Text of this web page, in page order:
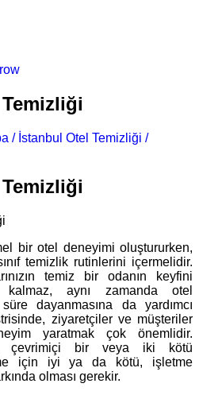
/ İstanbul Otel Temizliği /
bir otel deneyimi oluştururken,
temizlik rutinlerini içermelidir.
temiz bir odanın keyfini
kalmaz, aynı zamanda otel
dayanmasına da yardımcı
ziyaretçiler ve müşteriler
yaratmak çok önemlidir.
çevrimiçi bir veya iki kötü
için iyi ya da kötü, işletme
olması gerekir.